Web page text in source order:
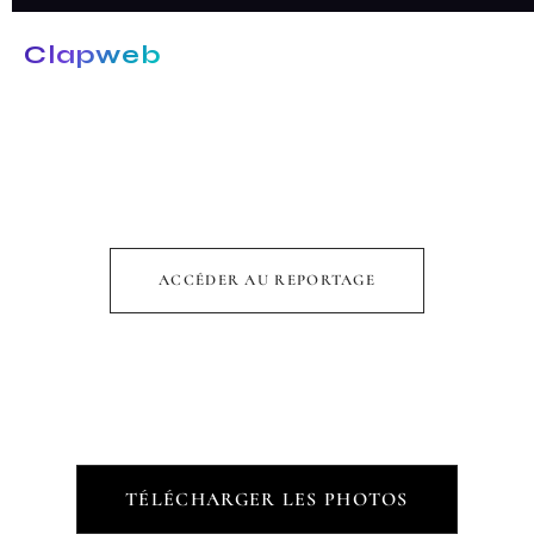
Aller
Clapweb
ACCÉDER AU REPORTAGE
TÉLÉCHARGER LES PHOTOS